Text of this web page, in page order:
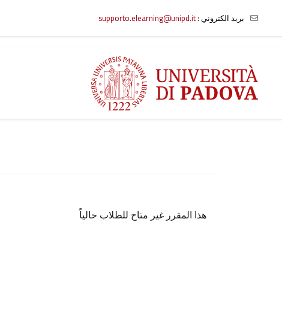
بريد الكتروني :supporto.elearning@unipd.it
هذا المقرر غير متاح للطلاب حالياً